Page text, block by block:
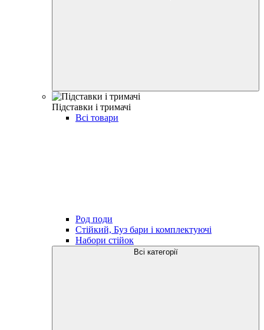
Підставки і тримачі
Всі товари
Род поди
Стійкий, Буз бари і комплектуючі
Набори стійок
Всі категорії